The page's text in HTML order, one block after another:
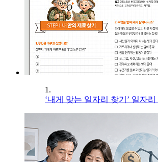
1.
‘내게 맞는 일자리 찾기’ 일자